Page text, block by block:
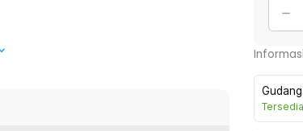
serap tinggi dan permukaan yang
tidak lecet. Selain kendaraan, kain lap ini
Tersedia